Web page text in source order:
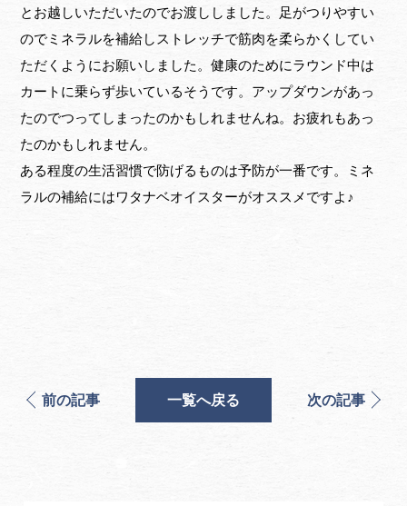
とお越しいただいたのでお渡ししました。足がつりやすい
のでミネラルを補給しストレッチで筋肉を柔らかくしてい
ただくようにお願いしました。健康のためにラウンド中は
カートに乗らず歩いているそうです。アップダウンがあっ
たのでつってしまったのかもしれませんね。お疲れもあっ
たのかもしれません。
ある程度の生活習慣で防げるものは予防が一番です。ミネ
ラルの補給にはワタナベオイスターがオススメですよ♪
前の記事 一覧へ戻る 次の記事